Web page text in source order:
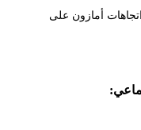
أمازون على